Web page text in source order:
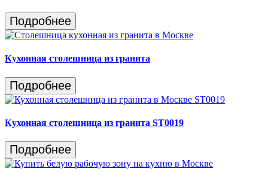
Подробнее
Кухонная столешница из гранита
Подробнее
Кухонная столешница из гранита ST0019
Подробнее